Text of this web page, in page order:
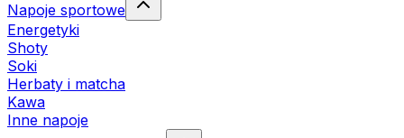
Napoje sportowe
Energetyki
Shoty
Soki
Herbaty i matcha
Kawa
Inne napoje